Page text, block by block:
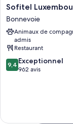
Sofitel
Luxembourg
Le
Grand
Ducal
Bonnevoie
Sofitel
Bonnevoie
Animaux de
admis
Restaurant
9.4
sur
9,4 Exceptionnel
962 avis